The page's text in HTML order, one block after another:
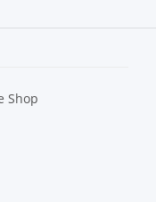
Shop